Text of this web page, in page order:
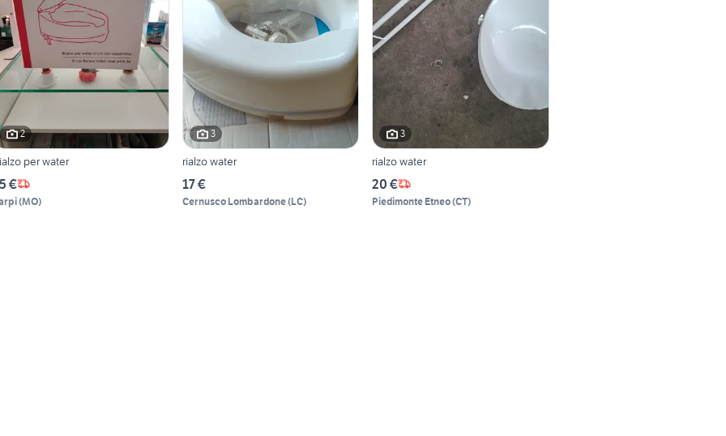
2
per water
€
(MO)
3
rialzo water
17 €
Cernusco Lombardone(LC)
3
rialzo water
20 €
Piedimonte Etneo(CT)